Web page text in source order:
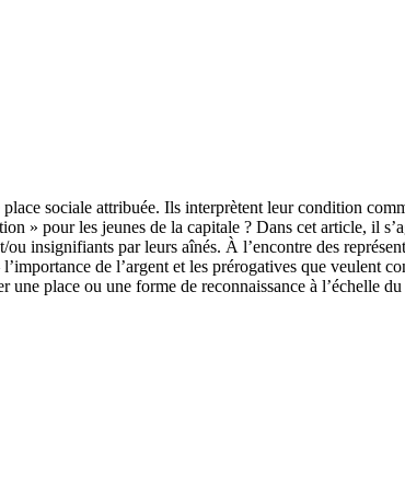
sociale attribuée. Ils interprètent leur condition
» pour les jeunes de la capitale ? Dans cet article, il
insignifiants par leurs aînés. À l’encontre des
de l’argent et les prérogatives que veulent
une place ou une forme de reconnaissance à l’échelle